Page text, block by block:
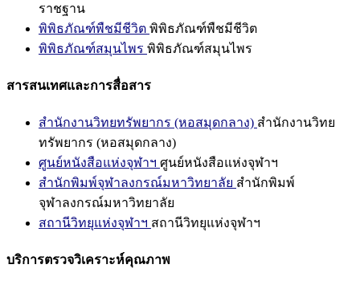
ราชฐาน
พิพิธภัณฑ์พืชมีชีวิต พิพิธภัณฑ์พืชมีชีวิต
พิพิธภัณฑ์สมุนไพร พิพิธภัณฑ์สมุนไพร
สารสนเทศและการสื่อสาร
สำนักงานวิทยทรัพยากร (หอสมุดกลาง) สำนักงานวิทย
ทรัพยากร (หอสมุดกลาง)
ศูนย์หนังสือแห่งจุฬาฯ ศูนย์หนังสือแห่งจุฬาฯ
สำนักพิมพ์จุฬาลงกรณ์มหาวิทยาลัย สำนักพิมพ์
จุฬาลงกรณ์มหาวิทยาลัย
สถานีวิทยุแห่งจุฬาฯ สถานีวิทยุแห่งจุฬาฯ
บริการตรวจวิเคราะห์คุณภาพ